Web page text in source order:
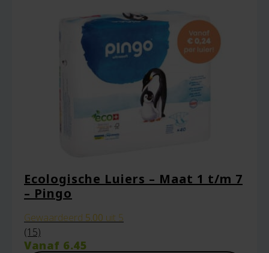
Mijn naam, e-mail en site opslaan in deze
browser voor de volgende keer wanneer ik
Ecologische Luiers – Maat 1 t/m 7
– Pingo
Gewaardeerd 5.00 uit 5
(15)
Vanaf 6.45